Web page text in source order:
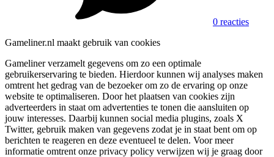
0 reacties
Gameliner.nl maakt gebruik van cookies
Gameliner verzamelt gegevens om zo een optimale
gebruikerservaring te bieden. Hierdoor kunnen wij analyses maken
omtrent het gedrag van de bezoeker om zo de ervaring op onze
website te optimaliseren. Door het plaatsen van cookies zijn
adverteerders in staat om advertenties te tonen die aansluiten op
jouw interesses. Daarbij kunnen social media plugins, zoals X
Twitter, gebruik maken van gegevens zodat je in staat bent om op
berichten te reageren en deze eventueel te delen. Voor meer
informatie omtrent onze privacy policy verwijzen wij je graag door